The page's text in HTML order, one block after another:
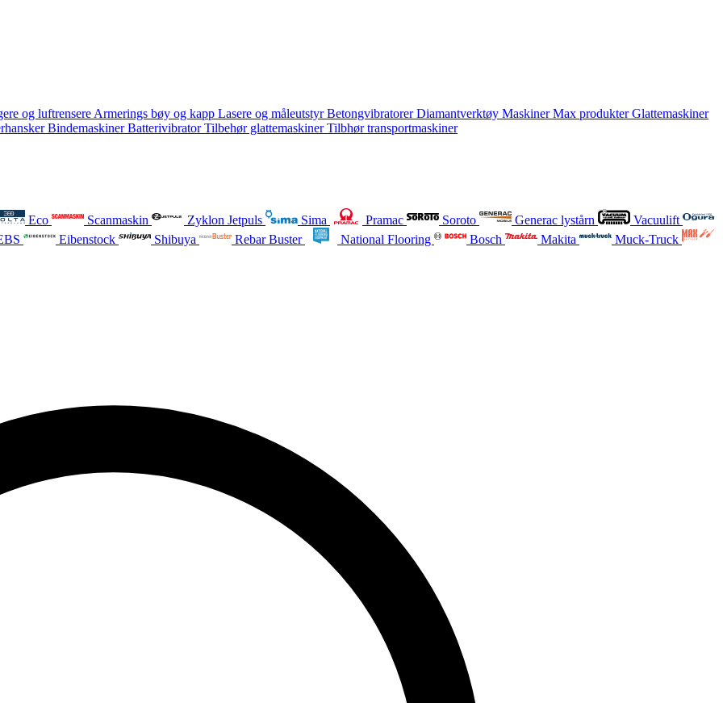
og luftrensere Armerings bøy og kapp Lasere og måleutstyrBetongvibratorerDiamantverktøy MaskinerMax produkterGlattemaskiner
BindemaskinerBatterivibratorTilbehør glattemaskinerTilbhør transportmaskiner
Eco Scanmaskin Zyklon Jetpuls Sima Pramac Soroto Generac lystårn
Vacuulift
Eibenstock Shibuya Rebar Buster National Flooring Bosch Makita Muck-Truck